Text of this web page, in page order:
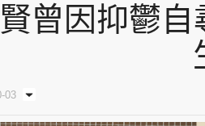
曾因抑鬱
03